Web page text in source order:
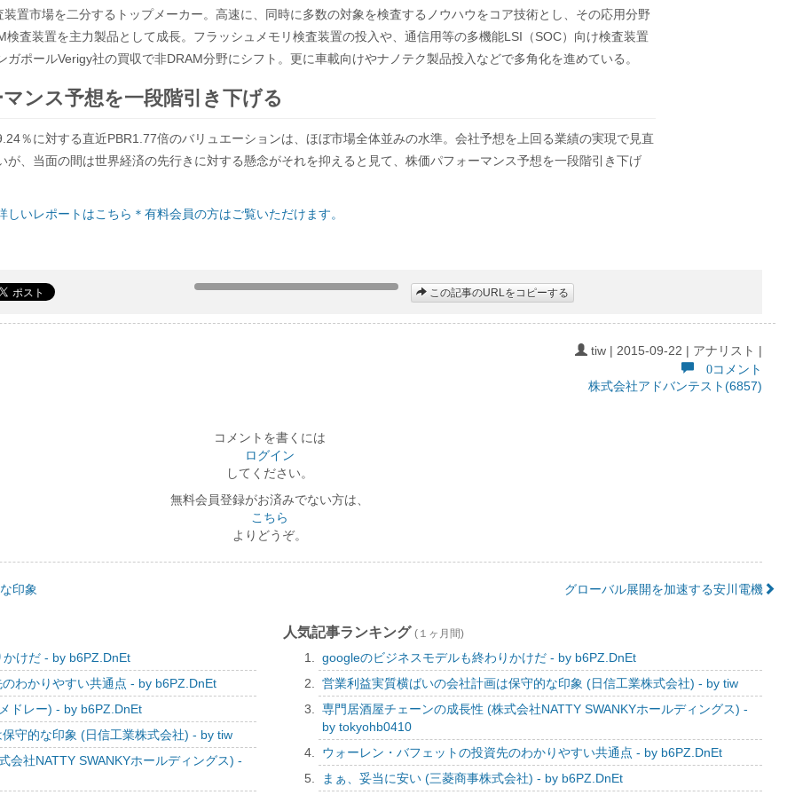
置市場を二分するトップメーカー。高速に、同時に多数の対象を検査するノウハウをコア技術とし、その応用分野
検査装置を主力製品として成長。フラッシュメモリ検査装置の投入や、通信用等の多機能LSI（SOC）向け検査装置
ガポールVerigy社の買収で非DRAM分野にシフト。更に車載向けやナノテク製品投入などで多角化を進めている。
ンス予想を一段階引き下げる
％に対する直近PBR1.77倍のバリュエーションは、ほぼ市場全体並みの水準。会社予想を上回る業績の実現で見直
が、当面の間は世界経済の先行きに対する懸念がそれを抑えると見て、株価パフォーマンス予想を一段階引き下げ
しいレポートはこちら＊有料会員の方はご覧いただけます。
この記事のURLをコピーする
tiw | 2015-09-22 | アナリスト |
0コメント
株式会社アドバンテスト(6857)
コメントを書くには
ログイン
してください。
無料会員登録がお済みでない方は、
こちら
よりどうぞ。
グローバル展開を加速する安川電機
印象
けだ - by b6PZ.DnEt
わかりやすい共通点 - by b6PZ.DnEt
ドレー) - by b6PZ.DnEt
守的な印象 (日信工業株式会社) - by tiw
会社NATTY SWANKYホールディングス) -
人気記事ランキング (１ヶ月間)
googleのビジネスモデルも終わりかけだ - by b6PZ.DnEt
営業利益実質横ばいの会社計画は保守的な印象 (日信工業株式会社) - by tiw
専門居酒屋チェーンの成長性 (株式会社NATTY SWANKYホールディングス) -
by tokyohb0410
ウォーレン・バフェットの投資先のわかりやすい共通点 - by b6PZ.DnEt
まぁ、妥当に安い (三菱商事株式会社) - by b6PZ.DnEt